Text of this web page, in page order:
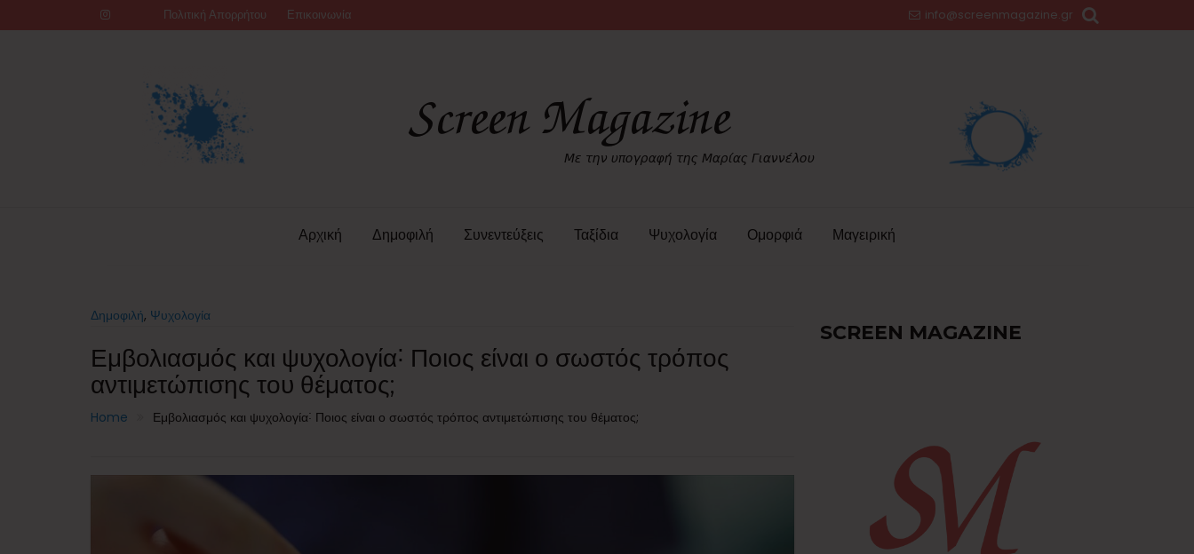
to
Πολιτική Απορρήτου Επικοινωνία info@screenmagazine.gr
Αρχική Δημοφιλή Συνεντεύξεις Ταξίδια Ψυχολογία Ομορφιά Μαγειρική
Δημοφιλή, Ψυχολογία
Εμβολιασμός και ψυχολογία˸ Ποιος είναι ο σωστός τρόπος
αντιμετώπισης του θέματος;
Home Εμβολιασμός και ψυχολογία˸ Ποιος είναι ο σωστός τρόπος αντιμετώπισης του θέματος;
SCREEN MAGAZINE